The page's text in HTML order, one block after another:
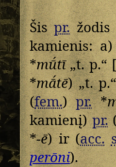
Šispr.žodis
kamienis:
*mū́tī„t. p.“
*mā́tē) „t.
(fem.)pr.*
kamienį)pr.
*-ē) ir (acc.
perōni).